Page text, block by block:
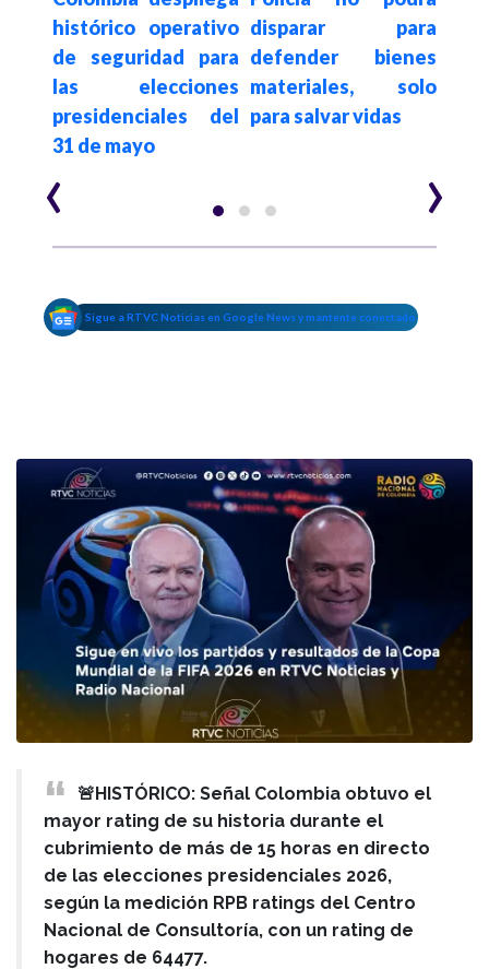
histórico operativo
de seguridad para
las elecciones
presidenciales del
31 de mayo
disparar para
defender bienes
materiales, solo
para salvar vidas
‹ ›
Sigue a RTVC Noticias en Google News y mantente conectado
🚨HISTÓRICO: Señal Colombia obtuvo el
mayor rating de su historia durante el
cubrimiento de más de 15 horas en directo
de las elecciones presidenciales 2026,
según la medición RPB ratings del Centro
Nacional de Consultoría, con un rating de
hogares de 64477.